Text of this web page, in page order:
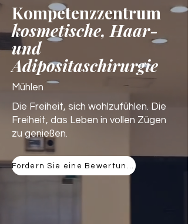
Kompetenzzentrum
kosmetische, Haar-
und
Adipositaschirurgie
Mühlen
Die Freiheit, sich wohlzufühlen. Die
Freiheit, das Leben in vollen Zügen
zu genießen.